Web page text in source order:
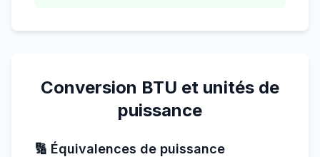
Conversion BTU et unités de
puissance
🔢 Équivalences de puissance